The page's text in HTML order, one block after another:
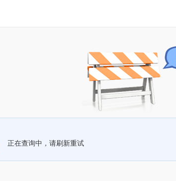
正在查询中，请刷新重试